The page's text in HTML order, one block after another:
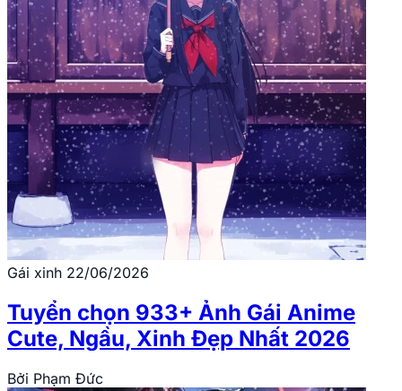
Gái xinh 22/06/2026
Tuyển chọn 933+ Ảnh Gái Anime
Cute, Ngầu, Xinh Đẹp Nhất 2026
Bởi Phạm Đức